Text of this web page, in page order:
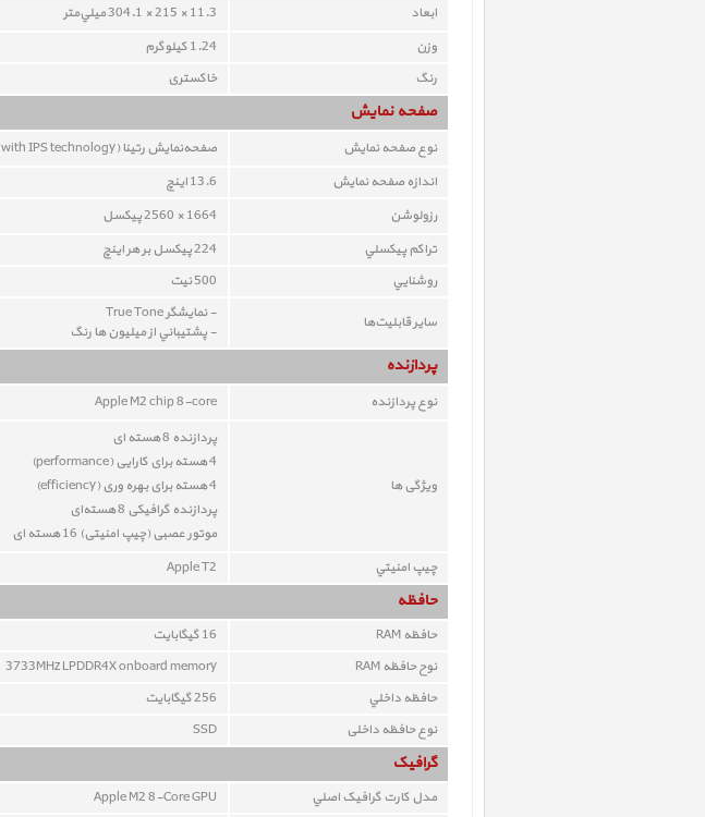
ابعاد
11.3 × 215 × 304.1 ميلي‌متر
وزن
1.24 کيلوگرم
رنگ
خاکستری
صفحه نمايش
نوع صفحه نمايش
صفحه‌نمايش رتينا (LED-backlit display with IPS technology)
اندازه صفحه نمايش
13.6 اينچ
رزولوشن
1664 × 2560 پيکسل
تراکم پيکسلي
224 پيکسل بر هر اينچ
روشنايي
500 نيت
ساير قابليت‌ها
- نمايشگر True Tone
- پشتيباني از ميليون ها رنگ
پردازنده
نوع پردازنده Apple M2 chip8-core
ویژگی ها
پردازنده 8 هسته ای
4 هسته برای کارایی (performance)
4 هسته برای بهره وری (
efficiency
)
پردازنده گرافیکی 8
هسته‌ای
موتور عصبی (چیپ امنیتی) 16 هسته ای
چيپ امنيتي
Apple T2
حافظه
حافظه RAM
16 گيگابايت
نوح حافظه RAM
3733MHz LPDDR4X onboard memory
حافظه داخلي
256 گیگابایت
نوع حافظه داخلی
SSD
گرافيک
مدل کارت گرافيک اصلي
Apple M2 8-Core GPU